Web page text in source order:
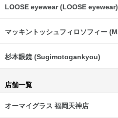
LOOSE eyewear (LOOSE eyewear)
杉本眼鏡 (Sugimotogankyou)
店舗一覧
オーマイグラス 福岡天神店